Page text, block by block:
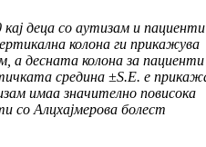
деца со аутизам и
тикална колона ги прикажува
а десната колона за
средина ±S.E. е
зам имаа значително повисока
со Алцхајмерова болест